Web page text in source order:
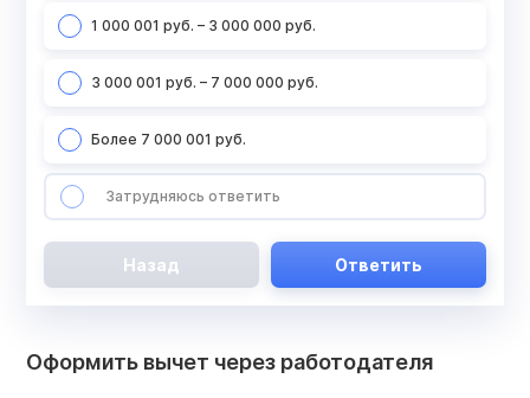
1 000 001 руб. – 3 000 000 руб.
3 000 001 руб. – 7 000 000 руб.
Более 7 000 001 руб.
Затрудняюсь ответить
Назад Ответить
Оформить вычет через работодателя